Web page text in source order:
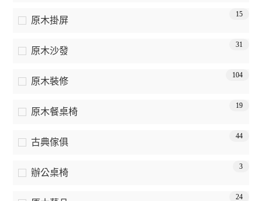
原木掛屏
15
原木沙發
31
原木裝修
104
原木餐桌椅
19
古典傢俱
44
辦公桌椅
3
24